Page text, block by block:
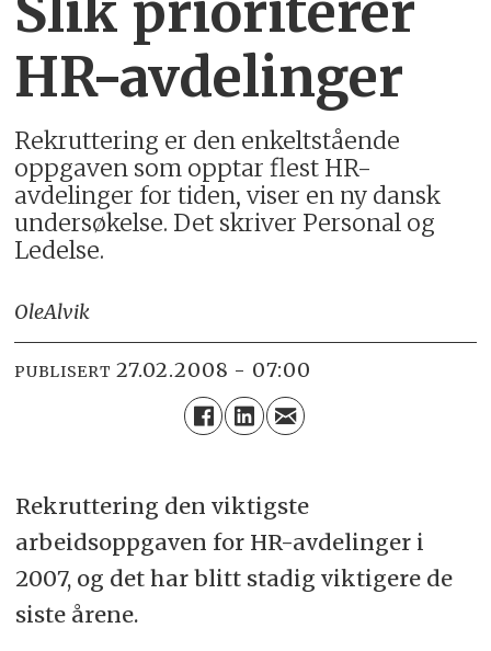
HR-avdelinger
Rekruttering er den enkeltstående
oppgaven som opptar flest HR-
avdelinger for tiden, viser en ny dansk
undersøkelse. Det skriver Personal og
Ledelse.
OleAlvik
PUBLISERT 27.02.2008 - 07:00
Rekruttering den viktigste
arbeidsoppgaven for HR-avdelinger i
2007, og det har blitt stadig viktigere de
siste årene.